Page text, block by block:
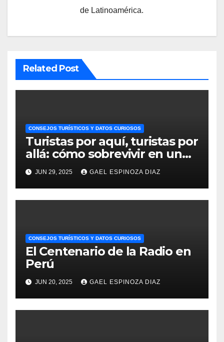
de Latinoamérica.
Related Post
CONSEJOS TURÍSTICOS Y DATOS CURIOSOS
Turistas por aquí, turistas por
allá: cómo sobrevivir en un
Perú invadido
JUN 29, 2025 GAEL ESPINOZA DIAZ
CONSEJOS TURÍSTICOS Y DATOS CURIOSOS
El Centenario de la Radio en
Perú
JUN 20, 2025 GAEL ESPINOZA DIAZ